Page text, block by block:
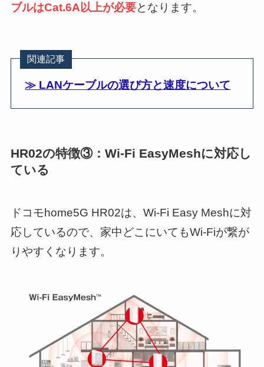
ブルはCat.6A以上が必要となります。
関連記事
≫ LANケーブルの選び方と速度について
HR02の特徴③：Wi-Fi EasyMeshに対応し
ている
ドコモhome5G HR02は、Wi-Fi Easy Meshに対
応しているので、家中どこにいてもWi-Fiが繋が
りやすくなります。